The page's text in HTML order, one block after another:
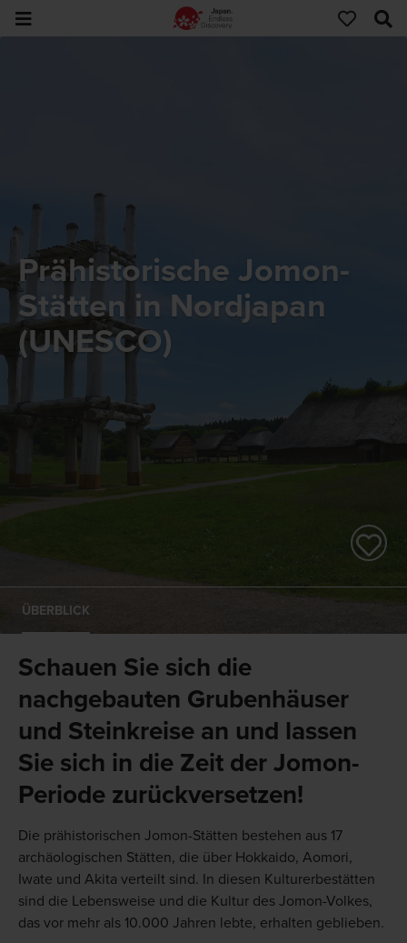
Prähistorische Jomon-
Stätten in Nordjapan
(UNESCO)
ÜBERBLICK
Schauen Sie sich die
nachgebauten Grubenhäuser
und Steinkreise an und lassen
Sie sich in die Zeit der Jomon-
Periode zurückversetzen!
Die prähistorischen Jomon-Stätten bestehen aus 17
archäologischen Stätten, die über Hokkaido, Aomori,
Iwate und Akita verteilt sind. In diesen Kulturerbestätten
sind die Lebensweise und die Kultur des Jomon-Volkes,
das vor mehr als 10.000 Jahren lebte, erhalten geblieben.